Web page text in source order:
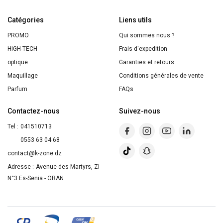
Prés
&
Bruyère
390ml
Catégories
PROMO
HIGH-TECH
optique
Maquillage
Parfum
Liens utils
Qui sommes nous ?
Frais d'expedition
Garanties et retours
Conditions générales de vente
FAQs
Contactez-nous
Tel : 041510713
0553 63 04 68
contact@k-zone.dz
Adresse : Avenue des Martyrs, ZI
N°3 Es-Senia - ORAN
Suivez-nous